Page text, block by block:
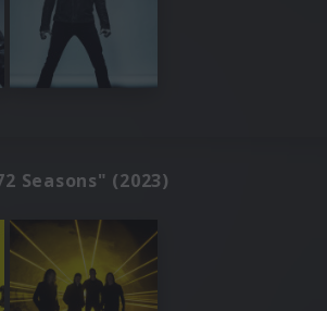
Seasons" (2023)